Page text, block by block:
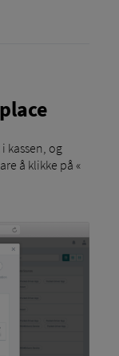
kassen, og
å klikke på «